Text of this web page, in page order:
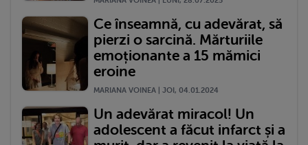
Ce înseamnă, cu adevărat, să
pierzi o sarcină. Mărturiile
emoționante a 15 mămici
eroine
MARIANA VOINEA | JOI, 04.01.2024
Un adevărat miracol! Un
adolescent a făcut infarct și a